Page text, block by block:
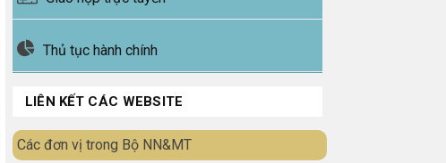
Thủ tục hành chính
LIÊN KẾT CÁC WEBSITE
Các đơn vị trong Bộ NN&MT